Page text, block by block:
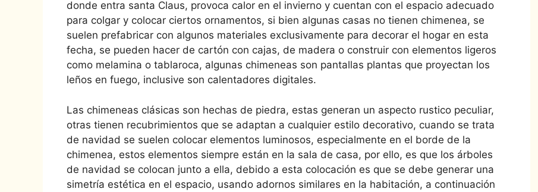
donde entra santa Claus, provoca calor en el invierno y cuentan con el espacio adecuado
para colgar y colocar ciertos ornamentos, si bien algunas casas no tienen chimenea, se
suelen prefabricar con algunos materiales exclusivamente para decorar el hogar en esta
fecha, se pueden hacer de cartón con cajas, de madera o construir con elementos ligeros
como melamina o tablaroca, algunas chimeneas son pantallas plantas que proyectan los
leños en fuego, inclusive son calentadores digitales.
Las chimeneas clásicas son hechas de piedra, estas generan un aspecto rustico peculiar,
otras tienen recubrimientos que se adaptan a cualquier estilo decorativo, cuando se trata
de navidad se suelen colocar elementos luminosos, especialmente en el borde de la
chimenea, estos elementos siempre están en la sala de casa, por ello, es que los árboles
de navidad se colocan junto a ella, debido a esta colocación es que se debe generar una
simetría estética en el espacio, usando adornos similares en la habitación, a continuación